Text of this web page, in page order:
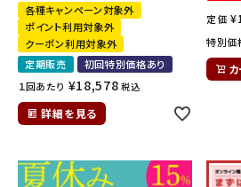
各種キャンペーン対象外
ポイント利用対象外
クーポン利用対象外
定期販売
初回特別価格あり
１回あたり ¥18,578 税込
詳細を見る
定価 ¥
特別価